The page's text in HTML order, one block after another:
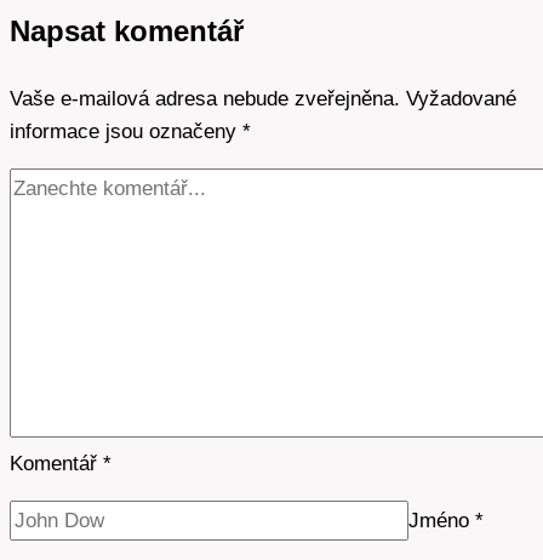
Co
když
přestane
fungovat
Napsat komentář
Vaše e-mailová adresa nebude zveřejněna. Vyžadované
informace jsou označeny *
Komentář *
Jméno *